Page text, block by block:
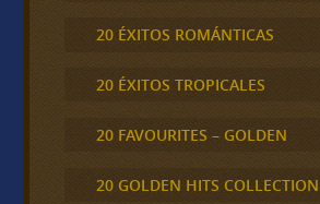
20 ÉXITOS ROMÁNTICAS
20 ÉXITOS TROPICALES
20 FAVOURITES – GOLDEN
20 GOLDEN HITS COLLECTION